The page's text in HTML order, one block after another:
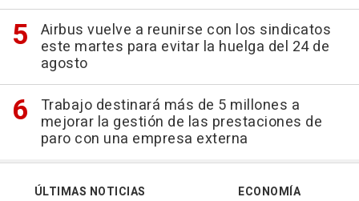
Airbus vuelve a reunirse con los sindicatos
este martes para evitar la huelga del 24 de
agosto
Trabajo destinará más de 5 millones a
mejorar la gestión de las prestaciones de
paro con una empresa externa
ÚLTIMAS NOTICIAS
ECONOMÍA